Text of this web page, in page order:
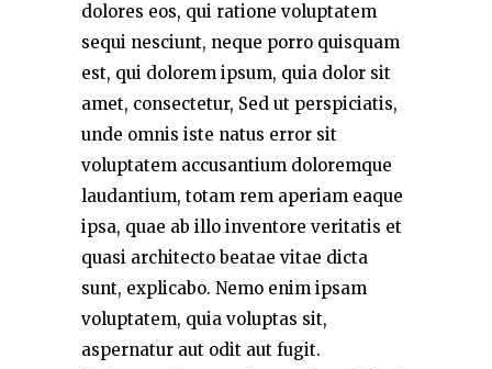
dolores eos, qui ratione voluptatem
sequi nesciunt, neque porro quisquam
est, qui dolorem ipsum, quia dolor sit
amet, consectetur, Sed ut perspiciatis,
unde omnis iste natus error sit
voluptatem accusantium doloremque
laudantium, totam rem aperiam eaque
ipsa, quae ab illo inventore veritatis et
quasi architecto beatae vitae dicta
sunt, explicabo. Nemo enim ipsam
voluptatem, quia voluptas sit,
aspernatur aut odit aut fugit.